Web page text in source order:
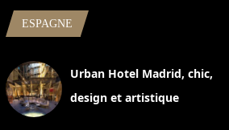
ESPAGNE
Urban Hotel Madrid, chic,
design et artistique